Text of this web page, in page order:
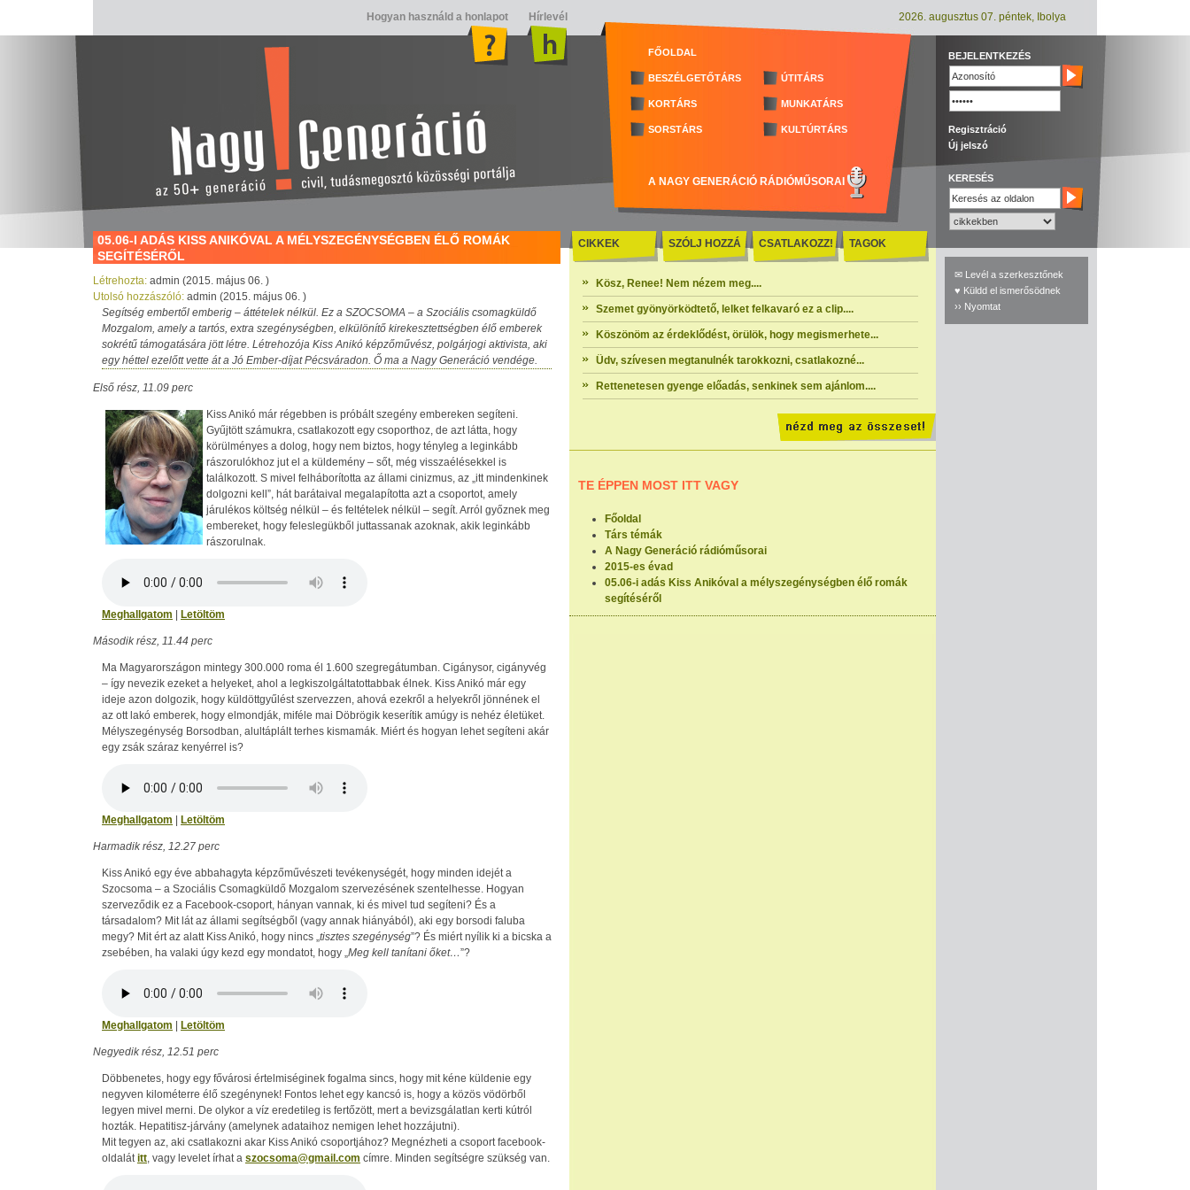
Hogyan használd a honlapot Hírlevél 2026. augusztus 07. péntek, Ibolya
FŐOLDAL
BESZÉLGETŐTÁRS ÚTITÁRS
KORTÁRS MUNKATÁRS
SORSTÁRS KULTÚRTÁRS
A NAGY GENERÁCIÓ RÁDIÓMŰSORAI
BEJELENTKEZÉS
Regisztráció
Új jelszó
KERESÉS
05.06-I ADÁS KISS ANIKÓVAL A MÉLYSZEGÉNYSÉGBEN ÉLŐ ROMÁK
SEGÍTÉSÉRŐL
Létrehozta: admin (2015. május 06. )
Utolsó hozzászóló: admin (2015. május 06. )
Segítség embertől emberig – áttételek nélkül. Ez a SZOCSOMA – a Szociális csomagküldő
Mozgalom, amely a tartós, extra szegénységben, elkülönítő kirekesztettségben élő emberek
sokrétű támogatására jött létre. Létrehozója Kiss Anikó képzőművész, polgárjogi aktivista, aki
egy héttel ezelőtt vette át a Jó Ember-díjat Pécsváradon. Ő ma a Nagy Generáció vendége.
Első rész, 11.09 perc
Kiss Anikó már régebben is próbált szegény embereken segíteni.
Gyűjtött számukra, csatlakozott egy csoporthoz, de azt látta, hogy
körülményes a dolog, hogy nem biztos, hogy tényleg a leginkább
rászorulókhoz jut el a küldemény – sőt, még visszaélésekkel is
találkozott. S mivel felháborította az állami cinizmus, az „itt mindenkinek
dolgozni kell”, hát barátaival megalapította azt a csoportot, amely
járulékos költség nélkül – és feltételek nélkül – segít. Arról győznek meg
embereket, hogy feleslegükből juttassanak azoknak, akik leginkább
rászorulnak.
Meghallgatom Letöltöm
Második rész, 11.44 perc
Ma Magyarországon mintegy 300.000 roma él 1.600 szegregátumban. Cigánysor, cigányvég
– így nevezik ezeket a helyeket, ahol a legkiszolgáltatottabbak élnek. Kiss Anikó már egy
ideje azon dolgozik, hogy küldöttgyűlést szervezzen, ahová ezekről a helyekről jönnének el
az ott lakó emberek, hogy elmondják, miféle mai Döbrögik keserítik amúgy is nehéz életüket.
Mélyszegénység Borsodban, alultáplált terhes kismamák. Miért és hogyan lehet segíteni akár
egy zsák száraz kenyérrel is?
Meghallgatom Letöltöm
Harmadik rész, 12.27 perc
Kiss Anikó egy éve abbahagyta képzőművészeti tevékenységét, hogy minden idejét a
Szocsoma – a Szociális Csomagküldő Mozgalom szervezésének szentelhesse. Hogyan
szerveződik ez a Facebook-csoport, hányan vannak, ki és mivel tud segíteni? És a
társadalom? Mit lát az állami segítségből (vagy annak hiányából), aki egy borsodi faluba
megy? Mit ért az alatt Kiss Anikó, hogy nincs „tisztes szegénység”? És miért nyílik ki a bicska a
zsebében, ha valaki úgy kezd egy mondatot, hogy „Meg kell tanítani őket…”?
Meghallgatom Letöltöm
Negyedik rész, 12.51 perc
Döbbenetes, hogy egy fővárosi értelmiséginek fogalma sincs, hogy mit kéne küldenie egy
negyven kilométerre élő szegénynek! Fontos lehet egy kancsó is, hogy a közös vödörből
legyen mivel merni. De olykor a víz eredetileg is fertőzött, mert a bevizsgálatlan kerti kútról
hozták. Hepatitisz-járvány (amelynek adataihoz nemigen lehet hozzájutni).
Mit tegyen az, aki csatlakozni akar Kiss Anikó csoportjához? Megnézheti a csoport facebook-
oldalátitt, vagy levelet írhat a szocsoma@gmail.com címre. Minden segítségre szükség van.
CIKKEK SZÓLJ HOZZÁ CSATLAKOZZ! TAGOK
Kösz, Renee! Nem nézem meg....
Szemet gyönyörködtető, lelket felkavaró ez a clip....
Köszönöm az érdeklődést, örülök, hogy megismerhete...
Üdv, szívesen megtanulnék tarokkozni, csatlakozné...
Rettenetesen gyenge előadás, senkinek sem ajánlom....
TE ÉPPEN MOST ITT VAGY
Főoldal
Társ témák
A Nagy Generáció rádióműsorai
2015-es évad
05.06-i adás Kiss Anikóval a mélyszegénységben élő romák
segítéséről
✉ Levél a szerkesztőnek
♥ Küldd el ismerősödnek
›› Nyomtat